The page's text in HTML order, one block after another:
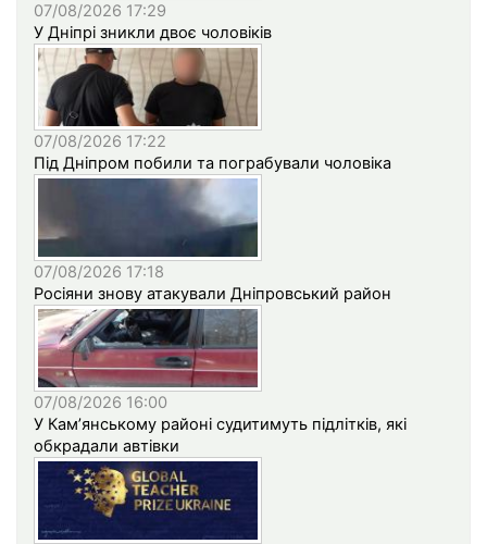
07/08/2026 17:29
У Дніпрі зникли двоє чоловіків
07/08/2026 17:22
Під Дніпром побили та пограбували чоловіка
07/08/2026 17:18
Росіяни знову атакували Дніпровський район
07/08/2026 16:00
У Кам’янському районі судитимуть підлітків, які
обкрадали автівки